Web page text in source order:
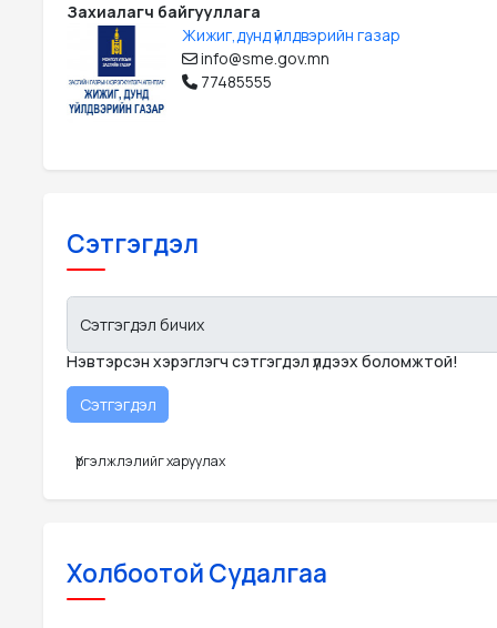
Захиалагч байгууллага
Жижиг,дунд үйлдвэрийн газар
info@sme.gov.mn
77485555
Сэтгэгдэл
Сэтгэгдэл бичих
Нэвтэрсэн хэрэглэгч сэтгэгдэл үлдээх боломжтой!
Үргэлжлэлийг харуулах
Холбоотой Судалгаа